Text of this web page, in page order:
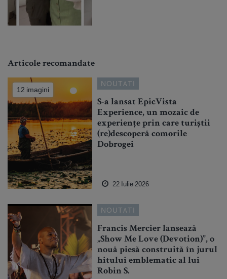
Articole recomandate
12 imagini
NOUTATI
S-a lansat EpicVista
Experience, un mozaic de
experiențe prin care turiștii
(re)descoperă comorile
Dobrogei
22 Iulie 2026
NOUTATI
Francis Mercier lansează
„Show Me Love (Devotion)”, o
nouă piesă construită în jurul
hitului emblematic al lui
Robin S.